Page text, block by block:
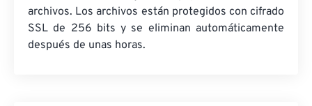
archivos. Los archivos están protegidos con cifrado
SSL de 256 bits y se eliminan automáticamente
después de unas horas.